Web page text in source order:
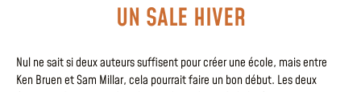
UN SALE HIVER
Nul ne sait si deux auteurs suffisent pour créer une école, mais entre
Ken Bruen et Sam Millar, cela pourrait faire un bon début. Les deux